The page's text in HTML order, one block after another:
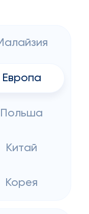
Европа
Польша
Китай
Корея